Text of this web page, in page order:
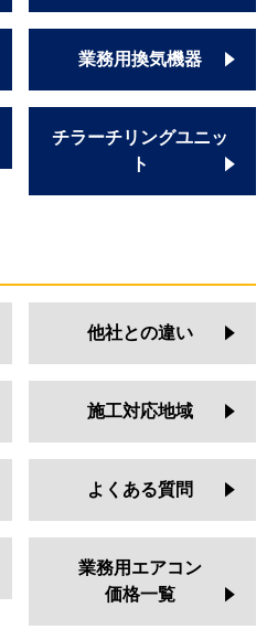
業務用換気機器
チラーチリングユニッ
ト
他社との違い
施工対応地域
よくある質問
業務用エアコン
価格一覧